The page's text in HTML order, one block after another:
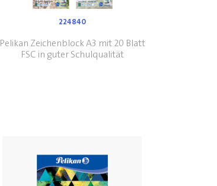
224840
Pelikan Zeichenblock A3 mit 20 Blatt
FSC in guter Schulqualität